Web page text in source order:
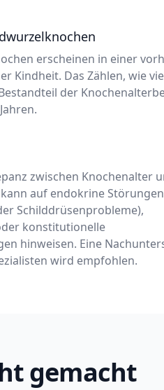
erscheinen in einer
Kindheit. Das Zählen, wie
der
zwischen Knochenalter
auf endokrine
Schilddrüsenprobleme),
konstitutionelle
hinweisen. Eine
wird empfohlen.
gemacht